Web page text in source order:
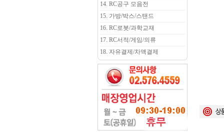
14. RC공구 모음전
15. 가방/박스/스탠드
16. RC로봇/과학교재
17. RC서적/게임/의류
18. 자유결제/차액결제